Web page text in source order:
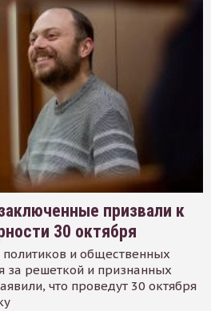
призвали к
30 октября
и общественных
за решеткой и признанных
что проведут 30 октября